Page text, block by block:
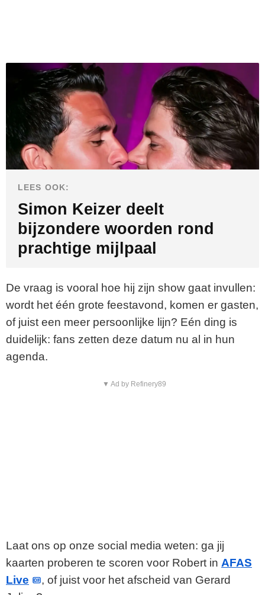
LEES OOK:
Simon Keizer deelt
bijzondere woorden rond
prachtige mijlpaal
De vraag is vooral hoe hij zijn show gaat invullen:
wordt het één grote feestavond, komen er gasten,
of juist een meer persoonlijke lijn? Eén ding is
duidelijk: fans zetten deze datum nu al in hun
agenda.
▼ Ad by Refinery89
Laat ons op onze social media weten: ga jij
kaarten proberen te scoren voor Robert in AFAS
Live
, of juist voor het afscheid van Gerard